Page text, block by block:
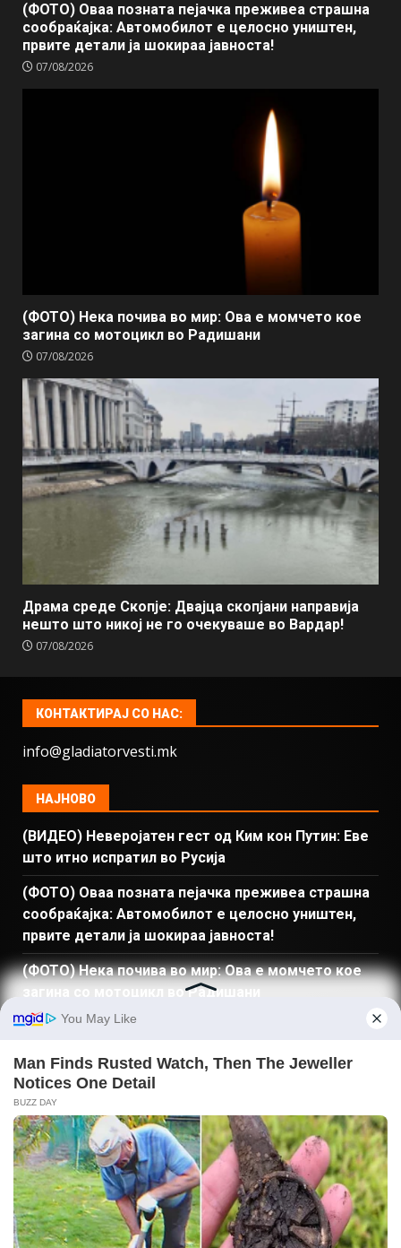
(ФОТО) Оваа позната пејачка преживеа страшна
сообраќајка: Автомобилот е целосно уништен,
првите детали ја шокираа јавноста!
07/08/2026
(ФОТО) Нека почива во мир: Ова е момчето кое
загина со мотоцикл во Радишани
07/08/2026
Драма среде Скопје: Двајца скопјани направија
нешто што никој не го очекуваше во Вардар!
07/08/2026
КОНТАКТИРАЈ СО НАС:
info@gladiatorvesti.mk
НАЈНОВО
(ВИДЕО) Неверојатен гест од Ким кон Путин: Еве
што итно испратил во Русија
(ФОТО) Оваа позната пејачка преживеа страшна
сообраќајка: Автомобилот е целосно уништен,
првите детали ја шокираа јавноста!
(ФОТО) Нека почива во мир: Ова е момчето кое
загина со мотоцикл во Радишани
Драма среде Скопје: Двајца скопјани направија
(ВИДЕО) Плажата занеме: Стотици непознати
луѓе формираа синџир во водата по една панична
вест – а потоа следеше неверојатен пресврт!
ПРЕБАРАЈ